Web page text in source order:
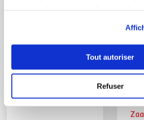
Tout autoriser
Refuser